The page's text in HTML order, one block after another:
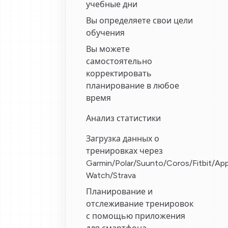
учебные дни
Вы определяете свои цели
обучения
Вы можете
самостоятельно
корректировать
планирование в любое
время
Анализ статистики
Загрузка данных о
тренировках через
Garmin/Polar/Suunto/Coros/Fitbit/
Watch/Strava
Планирование и
отслеживание тренировок
с помощью приложения